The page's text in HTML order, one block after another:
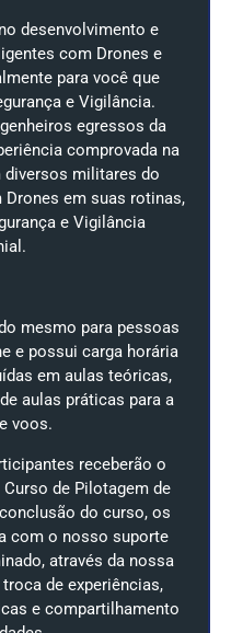
desenvolvimento e
com Drones e
para você que
e Vigilância.
egressos da
comprovada na
diversos militares do
Drones em suas rotinas,
e Vigilância
mesmo para pessoas
e possui carga horária
em aulas teóricas,
aulas práticas para a
voos.
receberão o
de Pilotagem de
do curso, os
com o nosso suporte
através da nossa
de experiências,
e compartilhamento